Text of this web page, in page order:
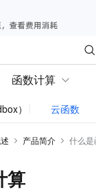
函数计算
） 云函数
产品简介 什么
算